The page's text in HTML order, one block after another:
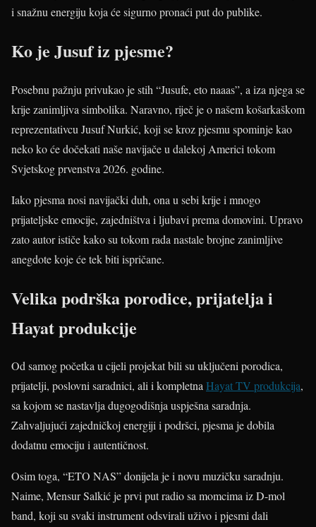
i snažnu energiju koja će sigurno pronaći put do publike.
Ko je Jusuf iz pjesme?
Posebnu pažnju privukao je stih “Jusufe, eto naaas”, a iza njega se
krije zanimljiva simbolika. Naravno, riječ je o našem košarkaškom
reprezentativcu Jusuf Nurkić, koji se kroz pjesmu spominje kao
neko ko će dočekati naše navijače u dalekoj Americi tokom
Svjetskog prvenstva 2026. godine.
Iako pjesma nosi navijački duh, ona u sebi krije i mnogo
prijateljske emocije, zajedništva i ljubavi prema domovini. Upravo
zato autor ističe kako su tokom rada nastale brojne zanimljive
anegdote koje će tek biti ispričane.
Velika podrška porodice, prijatelja i
Hayat produkcije
Od samog početka u cijeli projekat bili su uključeni porodica,
prijatelji, poslovni saradnici, ali i kompletnaHayat TV produkcija,
sa kojom se nastavlja dugogodišnja uspješna saradnja.
Zahvaljujući zajedničkoj energiji i podršci, pjesma je dobila
dodatnu emociju i autentičnost.
Osim toga, “ETO NAS” donijela je i novu muzičku saradnju.
Naime, Mensur Salkić je prvi put radio sa momcima iz D-mol
band, koji su svaki instrument odsvirali uživo i pjesmi dali